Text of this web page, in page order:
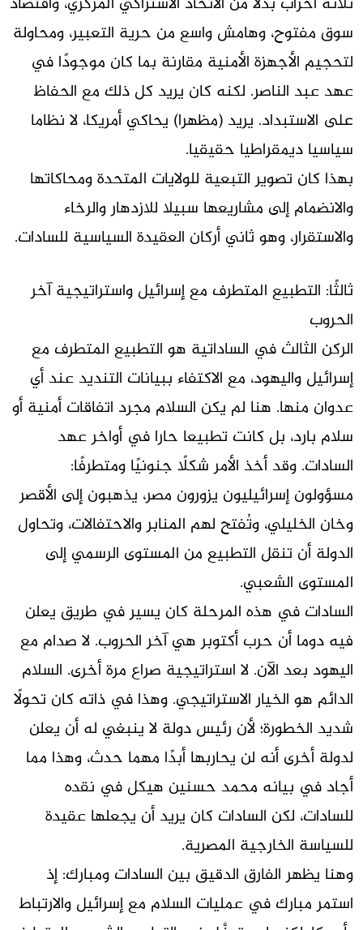
سوق مفتوح، وهامش واسع من حرية التعبير، ومحاولة
لتحجيم الأجهزة الأمنية مقارنة بما كان موجودًا في
عهد عبد الناصر. لكنه كان يريد كل ذلك مع الحفاظ
على الاستبداد. يريد (مظهرا) يحاكي أمريكا، لا نظاما
سياسيا ديمقراطيا حقيقيا.
بهذا كان تصوير التبعية للولايات المتحدة ومحاكاتها
والانضمام إلى مشاريعها سبيلا للازدهار والرخاء
والاستقرار، وهو ثاني أركان العقيدة السياسية للسادات.
ثالثًا: التطبيع المتطرف مع إسرائيل واستراتيجية آخر
الحروب
الركن الثالث في الساداتية هو التطبيع المتطرف مع
إسرائيل واليهود، مع الاكتفاء ببيانات التنديد عند أي
عدوان منها. هنا لم يكن السلام مجرد اتفاقات أمنية أو
سلام بارد، بل كانت تطبيعا حارا في أواخر عهد
السادات. وقد أخذ الأمر شكلًا جنونيًا ومتطرفًا:
مسؤولون إسرائيليون يزورون مصر، يذهبون إلى الأقصر
وخان الخليلي، وتُفتح لهم المنابر والاحتفالات، وتحاول
الدولة أن تنقل التطبيع من المستوى الرسمي إلى
المستوى الشعبي.
السادات في هذه المرحلة كان يسير في طريق يعلن
فيه دوما أن حرب أكتوبر هي آخر الحروب. لا صدام مع
اليهود بعد الآن. لا استراتيجية صراع مرة أخرى. السلام
الدائم هو الخيار الاستراتيجي. وهذا في ذاته كان تحولًا
شديد الخطورة؛ لأن رئيس دولة لا ينبغي له أن يعلن
لدولة أخرى أنه لن يحاربها أبدًا مهما حدث، وهذا مما
أجاد في بيانه محمد حسنين هيكل في نقده
للسادات، لكن السادات كان يريد أن يجعلها عقيدة
للسياسة الخارجية المصرية.
وهنا يظهر الفارق الدقيق بين السادات ومبارك: إذ
استمر مبارك في عمليات السلام مع إسرائيل والارتباط